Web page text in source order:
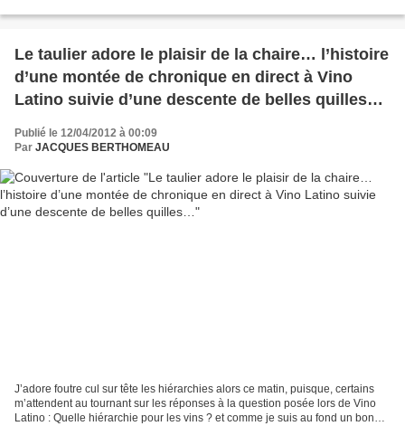
Le taulier adore le plaisir de la chaire… l’histoire
d’une montée de chronique en direct à Vino
Latino suivie d’une descente de belles quilles…
Publié le 12/04/2012 à 00:09
Par JACQUES BERTHOMEAU
J’adore foutre cul sur tête les hiérarchies alors ce matin, puisque, certains
m’attendent au tournant sur les réponses à la question posée lors de Vino
Latino : Quelle hiérarchie pour les vins ? et comme je suis au fond un bon